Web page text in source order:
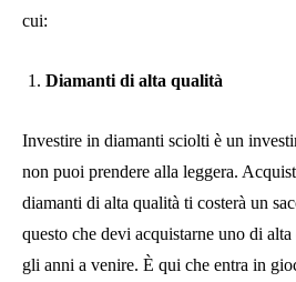
cui:
Diamanti di alta qualità
Investire in diamanti sciolti è un
non puoi prendere alla leggera.
diamanti di alta qualità ti costerà un
questo che devi acquistarne uno di
gli anni a venire. È qui che entra in